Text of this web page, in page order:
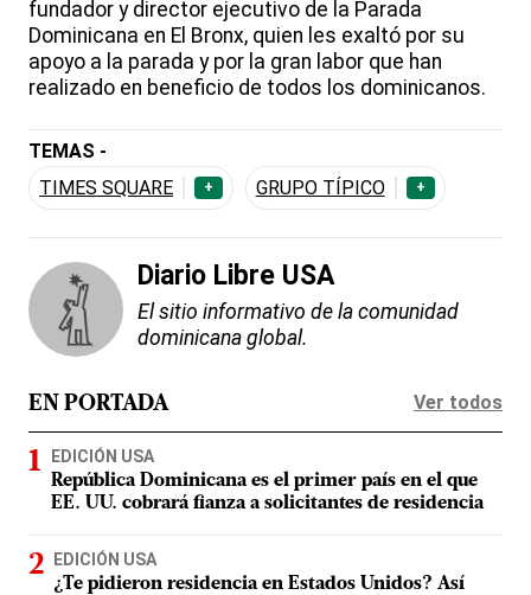
fundador y director ejecutivo de la Parada
Dominicana en El Bronx, quien les exaltó por su
apoyo a la parada y por la gran labor que han
realizado en beneficio de todos los dominicanos.
TEMAS -
TIMES SQUARE
+ GRUPO TÍPICO +
Diario Libre USA
El sitio informativo de la comunidad
dominicana global.
EN PORTADA Ver todos
EDICIÓN USA
República Dominicana es el primer país en el que
EE. UU. cobrará fianza a solicitantes de residencia
EDICIÓN USA
¿Te pidieron residencia en Estados Unidos? Así